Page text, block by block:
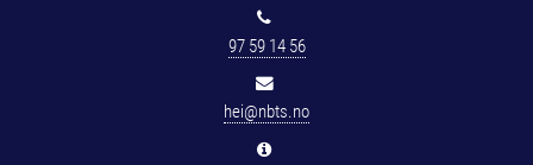
97 59 14 56
hei@nbts.no